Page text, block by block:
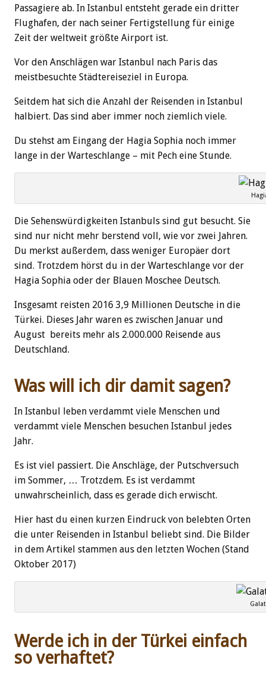
Passagiere ab. In Istanbul entsteht gerade ein dritter
Flughafen, der nach seiner Fertigstellung für einige
Zeit der weltweit größte Airport ist.
Vor den Anschlägen war Istanbul nach Paris das
meistbesuchte Städtereiseziel in Europa.
Seitdem hat sich die Anzahl der Reisenden in Istanbul
halbiert. Das sind aber immer noch ziemlich viele.
Du stehst am Eingang der Hagia Sophia noch immer
lange in der Warteschlange – mit Pech eine Stunde.
Die Sehenswürdigkeiten Istanbuls sind gut besucht. Sie
sind nur nicht mehr berstend voll, wie vor zwei Jahren.
Du merkst außerdem, dass weniger Europäer dort
sind. Trotzdem hörst du in der Warteschlange vor der
Hagia Sophia oder der Blauen Moschee Deutsch.
Insgesamt reisten 2016 3,9 Millionen Deutsche in die
Türkei. Dieses Jahr waren es zwischen Januar und
August bereits mehr als 2.000.000 Reisende aus
Deutschland.
Was will ich dir damit sagen?
In Istanbul leben verdammt viele Menschen und
verdammt viele Menschen besuchen Istanbul jedes
Jahr.
Es ist viel passiert. Die Anschläge, der Putschversuch
im Sommer, … Trotzdem. Es ist verdammt
unwahrscheinlich, dass es gerade dich erwischt.
Hier hast du einen kurzen Eindruck von belebten Orten
die unter Reisenden in Istanbul beliebt sind. Die Bilder
in dem Artikel stammen aus den letzten Wochen (Stand
Oktober 2017)
Werde ich in der Türkei einfach
so verhaftet?